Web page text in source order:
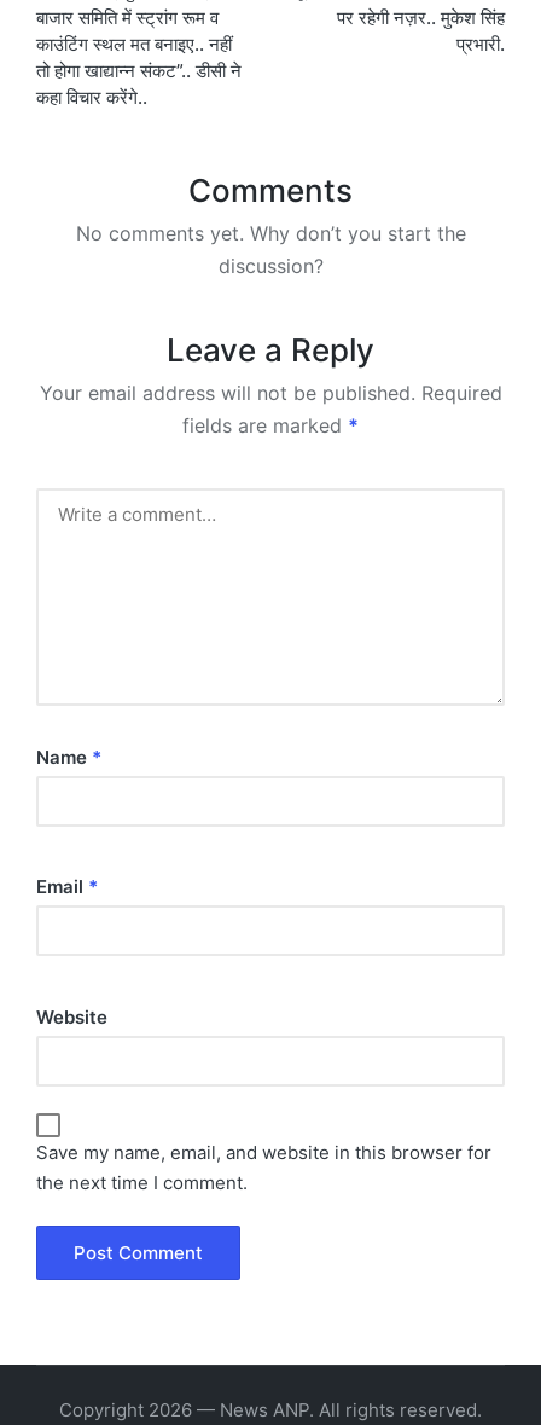
बाजार समिति में स्ट्रांग रूम व
काउंटिंग स्थल मत बनाइए.. नहीं
तो होगा खाद्यान्न संकट”.. डीसी ने
कहा विचार करेंगे..
पर रहेगी नज़र.. मुकेश सिंह
प्रभारी.
Comments
No comments yet. Why don’t you start the
discussion?
Leave a Reply
Your email address will not be published. Required
fields are marked *
Name *
Email *
Website
Save my name, email, and website in this browser for
the next time I comment.
Copyright 2026 — News ANP. All rights reserved.